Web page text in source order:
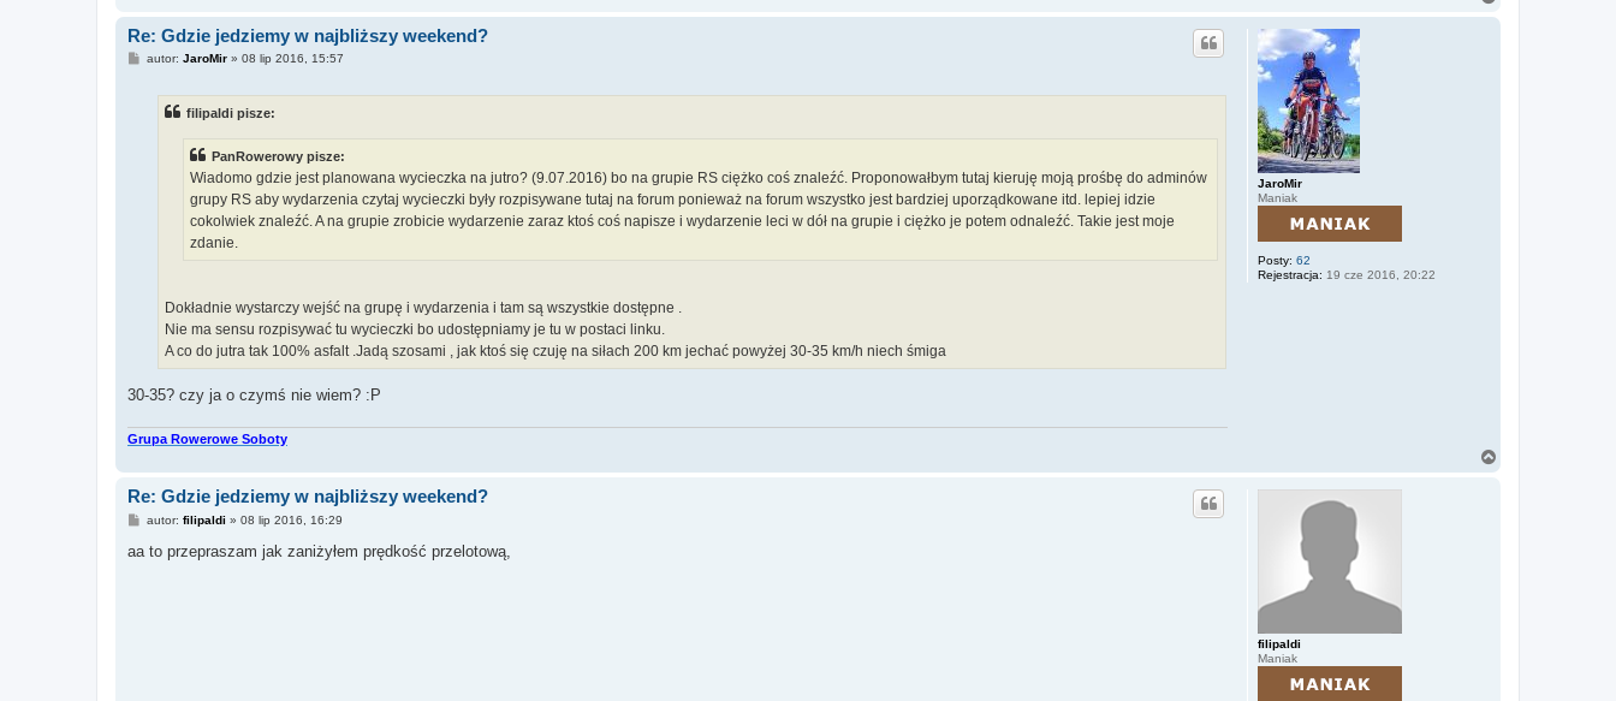
JaroMir
Maniak
Posty: 62
Rejestracja: 19 cze 2016, 20:22
Re: Gdzie jedziemy w najbliższy weekend?
Pautor: JaroMir» 08 lip 2016, 15:57
filipaldi pisze:
PanRowerowy pisze:
Wiadomo gdzie jest planowana wycieczka na jutro? (9.07.2016) bo na grupie RS ciężko coś znaleźć. Proponowałbym tutaj kieruję moją prośbę do adminów
grupy RS aby wydarzenia czytaj wycieczki były rozpisywane tutaj na forum ponieważ na forum wszystko jest bardziej uporządkowane itd. lepiej idzie
cokolwiek znaleźć. A na grupie zrobicie wydarzenie zaraz ktoś coś napisze i wydarzenie leci w dół na grupie i ciężko je potem odnaleźć. Takie jest moje
zdanie.
Dokładnie wystarczy wejść na grupę i wydarzenia i tam są wszystkie dostępne .
Nie ma sensu rozpisywać tu wycieczki bo udostępniamy je tu w postaci linku.
A co do jutra tak 100% asfalt .Jadą szosami , jak ktoś się czuję na siłach 200 km jechać powyżej 30-35 km/h niech śmiga
30-35? czy ja o czymś nie wiem? :P
Grupa Rowerowe Soboty
filipaldi
Maniak
Re: Gdzie jedziemy w najbliższy weekend?
P
s
autor: filipaldi » 08 lip 2016, 16:29
aa to przepraszam jak zaniżyłem prędkość przelotową,